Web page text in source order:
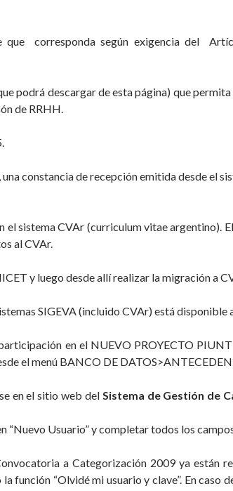
que corresponda según exigencia del
podrá descargar de esta página) que
de RRHH.
constancia de recepción emitida desde el
sistema CVAr (curriculum vitae argentino).
al CVAr.
y luego desde allí realizar la migración a
SIGEVA (incluido CVAr) está disponible
en el NUEVO PROYECTO
el menú BANCO DE
en el sitio web del Sistema de Gestión de
“Nuevo Usuario” y completar todos los
a Categorización 2009 ya están
función “Olvidé mi usuario y clave”. En